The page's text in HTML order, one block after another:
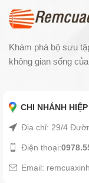
Khám phá bộ sưu
không gian sống
CHI NHÁNH
Địa chỉ: 29/4
Điện thoại:
Email: